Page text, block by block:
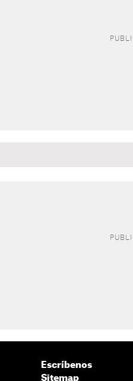
Escríbenos
Sitemap